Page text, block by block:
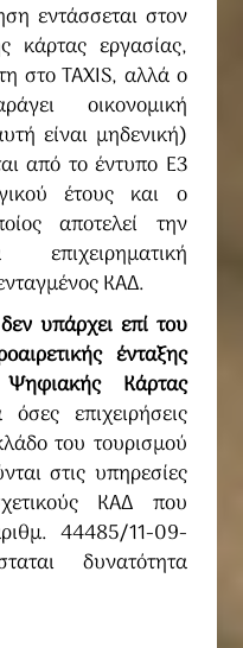
εντάσσεται στον
κάρτας εργασίας,
στο TAXIS, αλλά ο
οικονομική
είναι μηδενική)
από το έντυπο Ε3
έτους και ο
αποτελεί την
ΚΑΔ.
δεν υπάρχει επί του
ένταξης
Κάρτας
επιχειρήσεις
του τουρισμού
στις υπηρεσίες
ΚΑΔ που
44485/11-09-
δυνατότητα